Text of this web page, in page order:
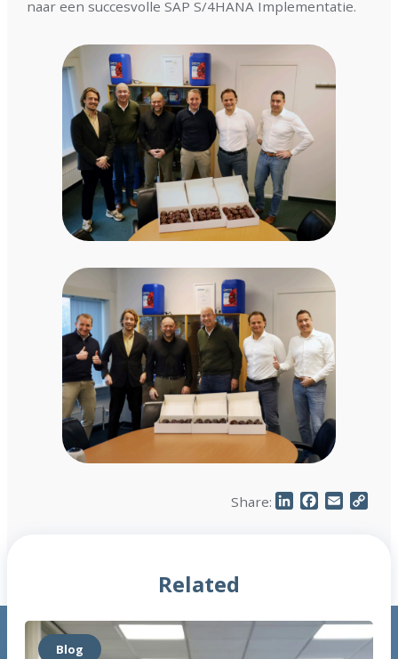
naar een succesvolle SAP S/4HANA Implementatie.
Share: LinkedInFacebook
Email
Related
Blog